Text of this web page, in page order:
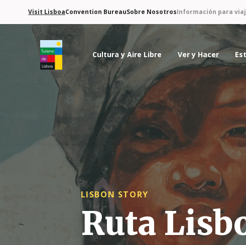
Visit LisboaConvention BureauSobre NosotrosInformación para
Logo de Turismo de Lisboa
Cultura y Aire Libre Ver y Hacer
LISBON STORY
Ruta